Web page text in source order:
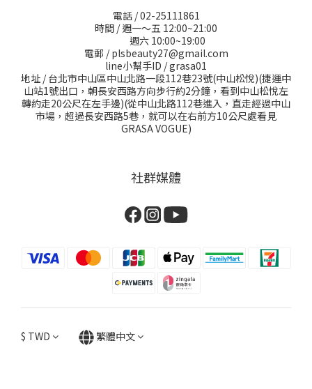
電話 / 02-25111861
時間 / 週一～五 12:00~21:00
週六 10:00~19:00
電郵 / plsbeauty27@gmail.com
line小幫手ID / grasa01
地址 / 台北市中山區中山北路一段112巷23號(中山松悅)(捷運中
山站1號出口，朝長安西路方向步行約2分鐘，看到中山松悅左
轉約走20公尺在左手邊)(從中山北路112巷進入，直走經過中山
市場，超過長安西路5巷，就可以在右前方10公尺處看見
GRASA VOGUE)
社群媒體
$ TWD 繁體中文